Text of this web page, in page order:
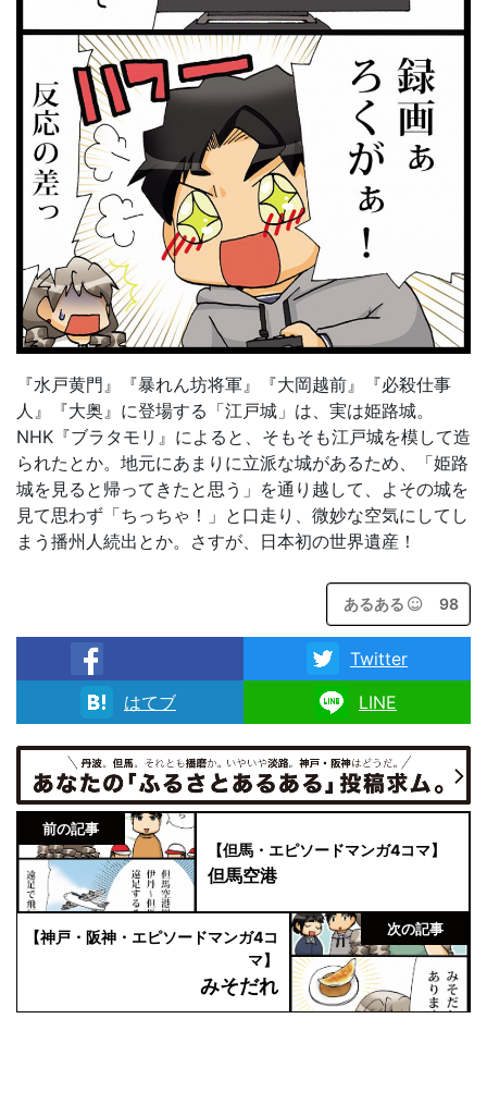
『水戸黄門』『暴れん坊将軍』『大岡越前』『必殺仕事
人』『大奥』に登場する「江戸城」は、実は姫路城。
NHK『ブラタモリ』によると、そもそも江戸城を模して造
られたとか。地元にあまりに立派な城があるため、「姫路
城を見ると帰ってきたと思う」を通り越して、よその城を
見て思わず「ちっちゃ！」と口走り、微妙な空気にしてし
まう播州人続出とか。さすが、日本初の世界遺産！
あるある 98
facebook
Twitter
はてブ
LINE
前の記事
【但馬・エピソードマンガ4コマ】
但馬空港
次の記事
【神戸・阪神・エピソードマンガ4コ
マ】
みそだれ